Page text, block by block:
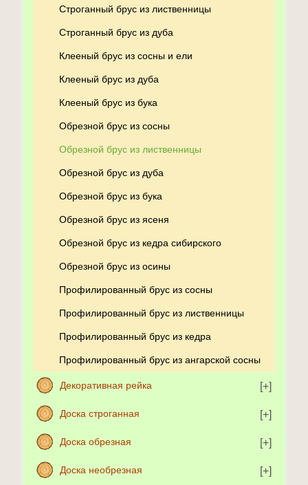
Строганный брус из лиственницы
Строганный брус из дуба
Клееный брус из сосны и ели
Клееный брус из дуба
Клееный брус из бука
Обрезной брус из сосны
Обрезной брус из лиственницы
Обрезной брус из дуба
Обрезной брус из бука
Обрезной брус из ясеня
Обрезной брус из кедра сибирского
Обрезной брус из осины
Профилированный брус из сосны
Профилированный брус из лиственницы
Профилированный брус из кедра
Профилированный брус из ангарской сосны
Декоративная рейка
Доска строганная
Доска обрезная
Доска необрезная